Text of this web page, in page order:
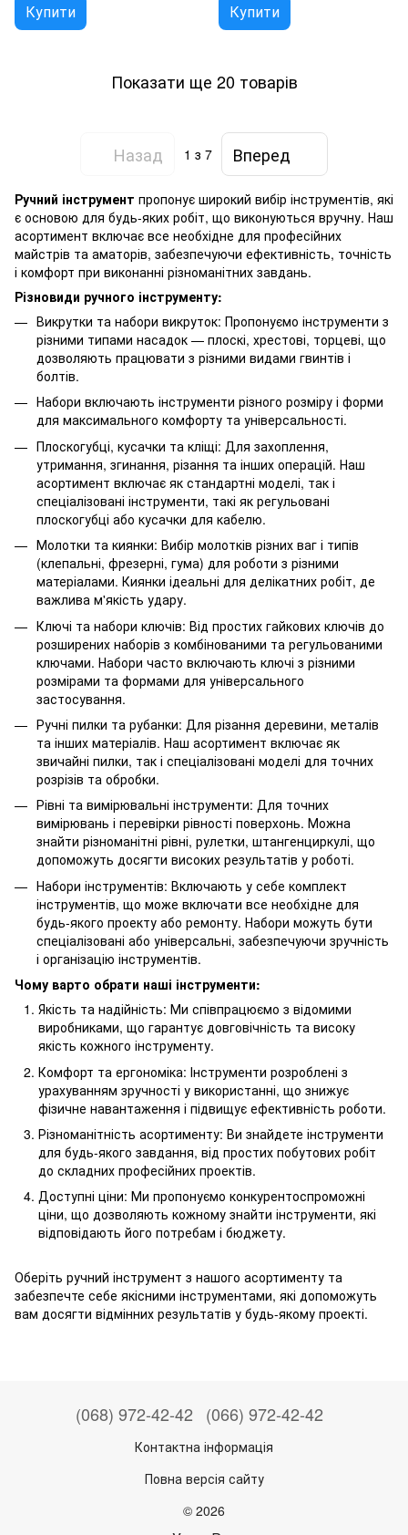
Купити Купити
Показати ще 20 товарів
Назад 1 з 7 Вперед
Ручний інструмент пропонує широкий вибір інструментів, які
є основою для будь-яких робіт, що виконуються вручну. Наш
асортимент включає все необхідне для професійних
майстрів та аматорів, забезпечуючи ефективність, точність
і комфорт при виконанні різноманітних завдань.
Різновиди ручного інструменту:
Викрутки та набори викруток: Пропонуємо інструменти з
різними типами насадок — плоскі, хрестові, торцеві, що
дозволяють працювати з різними видами гвинтів і
болтів.
Набори включають інструменти різного розміру і форми
для максимального комфорту та універсальності.
Плоскогубці, кусачки та кліщі: Для захоплення,
утримання, згинання, різання та інших операцій. Наш
асортимент включає як стандартні моделі, так і
спеціалізовані інструменти, такі як регульовані
плоскогубці або кусачки для кабелю.
Молотки та киянки: Вибір молотків різних ваг і типів
(клепальні, фрезерні, гума) для роботи з різними
матеріалами. Киянки ідеальні для делікатних робіт, де
важлива м'якість удару.
Ключі та набори ключів: Від простих гайкових ключів до
розширених наборів з комбінованими та регульованими
ключами. Набори часто включають ключі з різними
розмірами та формами для універсального
застосування.
Ручні пилки та рубанки: Для різання деревини, металів
та інших матеріалів. Наш асортимент включає як
звичайні пилки, так і спеціалізовані моделі для точних
розрізів та обробки.
Рівні та вимірювальні інструменти: Для точних
вимірювань і перевірки рівності поверхонь. Можна
знайти різноманітні рівні, рулетки, штангенциркулі, що
допоможуть досягти високих результатів у роботі.
Набори інструментів: Включають у себе комплект
інструментів, що може включати все необхідне для
будь-якого проекту або ремонту. Набори можуть бути
спеціалізовані або універсальні, забезпечуючи зручність
і організацію інструментів.
Чому варто обрати наші інструменти:
Якість та надійність: Ми співпрацюємо з відомими
виробниками, що гарантує довговічність та високу
якість кожного інструменту.
Комфорт та ергономіка: Інструменти розроблені з
урахуванням зручності у використанні, що знижує
фізичне навантаження і підвищує ефективність роботи.
Різноманітність асортименту: Ви знайдете інструменти
для будь-якого завдання, від простих побутових робіт
до складних професійних проектів.
Доступні ціни: Ми пропонуємо конкурентоспроможні
ціни, що дозволяють кожному знайти інструменти, які
відповідають його потребам і бюджету.
Оберіть ручний інструмент з нашого асортименту та
забезпечте себе якісними інструментами, які допоможуть
вам досягти відмінних результатів у будь-якому проекті.
(068) 972-42-42 (066) 972-42-42
Контактна інформація
Повна версія сайту
© 2026